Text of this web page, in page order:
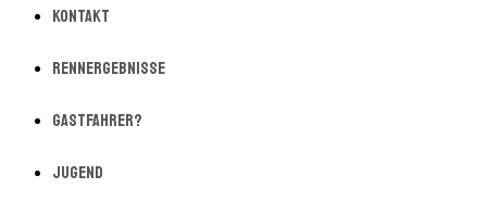
Kontakt
Rennergebnisse
Gastfahrer?
Jugend